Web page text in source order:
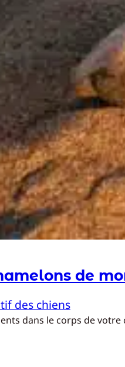
de
des chiens
dans le corps de